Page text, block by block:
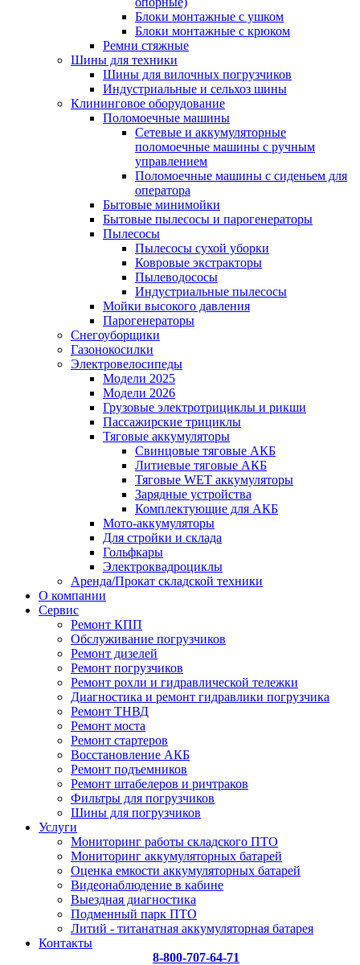
Блоки монтажные с ушком
Блоки монтажные с крюком
Ремни стяжные
Шины для техники
Шины для вилочных погрузчиков
Индустриальные и сельхоз шины
Клининговое оборудование
Поломоечные машины
Сетевые и аккумуляторные
поломоечные машины с ручным
управлением
Поломоечные машины с сиденьем для
оператора
Бытовые минимойки
Бытовые пылесосы и парогенераторы
Пылесосы
Пылесосы сухой уборки
Ковровые экстракторы
Пылеводососы
Индустриальные пылесосы
Мойки высокого давления
Парогенераторы
Снегоуборщики
Газонокосилки
Электровелосипеды
Модели 2025
Модели 2026
Грузовые электротрициклы и рикши
Пассажирские трициклы
Тяговые аккумуляторы
Свинцовые тяговые АКБ
Литиевые тяговые АКБ
Тяговые WET аккумуляторы
Зарядные устройства
Комплектующие для АКБ
Мото-аккумуляторы
Для стройки и склада
Гольфкары
Электроквадроциклы
Аренда/Прокат складской техники
О компании
Сервис
Ремонт КПП
Обслуживание погрузчиков
Ремонт дизелей
Ремонт погрузчиков
Ремонт рохли и гидравлической тележки
Диагностика и ремонт гидравлики погрузчика
Ремонт ТНВД
Ремонт моста
Ремонт стартеров
Восстановление АКБ
Ремонт подъемников
Ремонт штабелеров и ричтраков
Фильтры для погрузчиков
Шины для погрузчиков
Услуги
Мониторинг работы складского ПТО
Мониторинг аккумуляторных батарей
Оценка емкости аккумуляторных батарей
Видеонаблюдение в кабине
Выездная диагностика
Подменный парк ПТО
Литий - титанатная аккумуляторная батарея
Контакты
8-800-707-64-71